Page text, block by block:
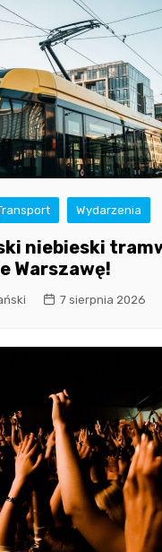
Wydarzenia
niebieski
Warszawę!
7 sierpnia 2026